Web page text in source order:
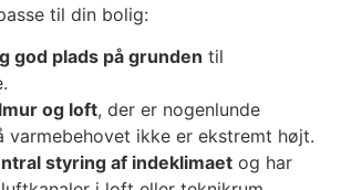
til din bolig:
god plads på grunden til
og loft, der er nogenlunde
varmebehovet ikke er ekstremt højt.
styring af indeklimaet og har